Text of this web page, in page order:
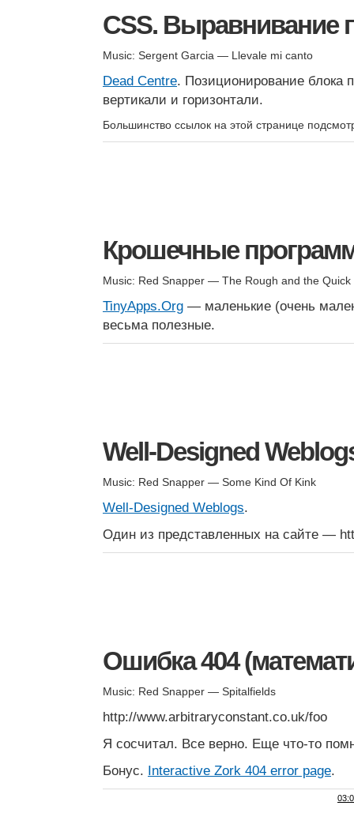
CSS. Выравнивание
Music: Sergent Garcia — Llevale mi canto
Dead Centre. Позиционирование блока
вертикали и горизонтали.
Большинство ссылок на этой странице
Крошечные
Music: Red Snapper — The Rough and the Quick
TinyApps.Org — маленькие (очень
весьма полезные.
Well-Designed
Music: Red Snapper — Some Kind Of Kink
Well-Designed Weblogs.
Один из представленных на сайте —
Ошибка 404
Music: Red Snapper — Spitalfields
http://www.arbitraryconstant.co.uk/foo
Я сосчитал. Все верно. Еще что-то
Бонус. Interactive Zork 404 error page.